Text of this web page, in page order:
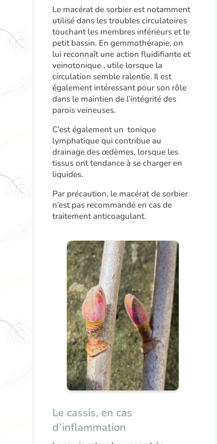
Le macérat de sorbier est notamment
utilisé dans les troubles circulatoires
touchant les membres inférieurs et le
petit bassin. En gemmothérapie, on
lui reconnaît une action fluidifiante et
veinotonique , utile lorsque la
circulation semble ralentie. Il est
également intéressant pour son rôle
dans le maintien de l’intégrité des
parois veineuses.
C’est également un tonique
lymphatique qui contribue au
drainage des œdèmes, lorsque les
tissus ont tendance à se charger en
liquides.
Par précaution, le macérat de sorbier
n’est pas recommandé en cas de
traitement anticoagulant.
Le cassis, en cas
d’inflammation